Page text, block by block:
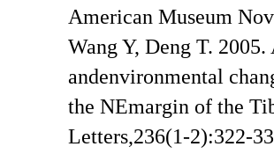
American Museum
Wang Y, Deng T.
andenvironmental
the NEmargin of the
Letters,236(1-2):322-